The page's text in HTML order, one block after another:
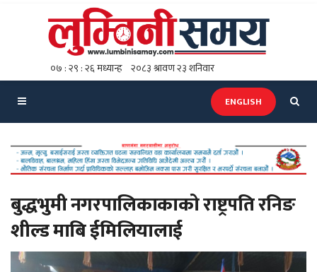
ENGLISH
बुद्धभुमी नगरपालिकाकाको राष्ट्रपति रनिङ
शील्ड माबि ईमिलियालाई